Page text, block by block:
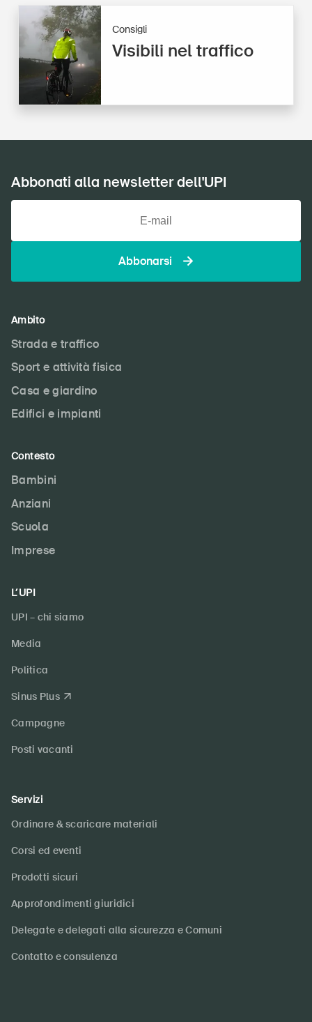
Consigli
Visibili nel traffico
Abbonati alla newsletter dell'UPI
Abbonarsi
Ambito
Strada e traffico
Sport e attività fisica
Casa e giardino
Edifici e impianti
Contesto
Bambini
Anziani
Scuola
Imprese
L’UPI
UPI – chi siamo
Media
Politica
Sinus Plus
Campagne
Posti vacanti
Servizi
Ordinare & scaricare materiali
Corsi ed eventi
Prodotti sicuri
Approfondimenti giuridici
Delegate e delegati alla sicurezza e Comuni
Contatto e consulenza